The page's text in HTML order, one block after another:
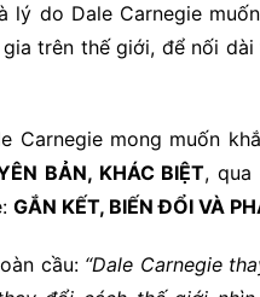
do Dale Carnegie
trên thế giới, để nối dài
Carnegie mong muốn
BẢN, KHÁC BIỆT, qua
GẮN KẾT, BIẾN ĐỔI VÀ
cầu: “Dale Carnegie